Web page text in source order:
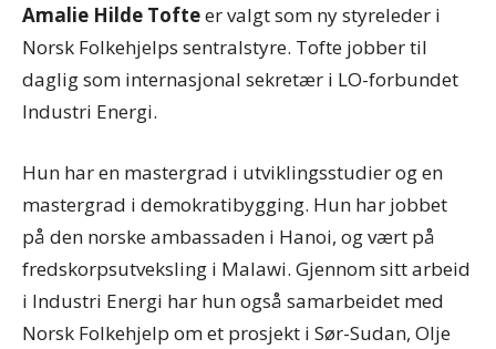
Amalie Hilde Tofteer valgt som ny styreleder i
Norsk Folkehjelps sentralstyre. Tofte jobber til
daglig som internasjonal sekretær i LO-forbundet
Industri Energi.
Hun har en mastergrad i utviklingsstudier og en
mastergrad i demokratibygging. Hun har jobbet
på den norske ambassaden i Hanoi, og vært på
fredskorpsutveksling i Malawi. Gjennom sitt arbeid
i Industri Energi har hun også samarbeidet med
Norsk Folkehjelp om et prosjekt i Sør-Sudan, Olje